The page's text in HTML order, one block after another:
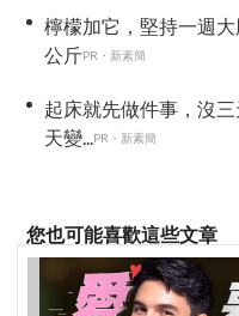
檸檬加它，堅持一週
公斤PR・新素簡
起床就先做件事，沒
天變...PR・新素簡
您也可能喜歡這些文章